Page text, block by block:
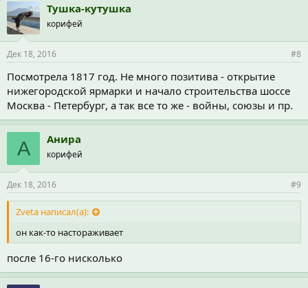
Тушка-кутушка
корифей
Дек 18, 2016 #8
Посмотрела 1817 год. Не много позитива - открытие
нижегородской ярмарки и начало строительства шоссе
Москва - Петербург, а так все то же - войны, союзы и пр.
А Анира
корифей
Дек 18, 2016 #9
Zveta написал(а):
он как-то настораживает
после 16-го нисколько